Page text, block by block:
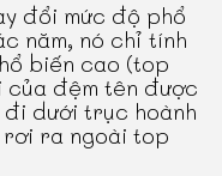
đổi mức độ phổ
năm, nó chỉ tính
biến cao (top
của đệm tên được
đi dưới trục hoành
rơi ra ngoài top